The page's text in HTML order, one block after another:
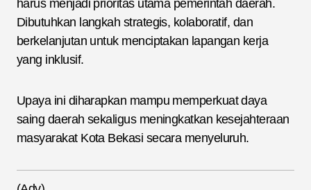
harus menjadi prioritas utama pemerintah daerah.
Dibutuhkan langkah strategis, kolaboratif, dan
berkelanjutan untuk menciptakan lapangan kerja
yang inklusif.
Upaya ini diharapkan mampu memperkuat daya
saing daerah sekaligus meningkatkan kesejahteraan
masyarakat Kota Bekasi secara menyeluruh.